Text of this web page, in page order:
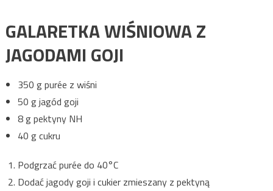
GALARETKA WIŚNIOWA Z
JAGODAMI GOJI
350 g purée z wiśni
50 g jagód goji
8 g pektyny NH
40 g cukru
Podgrzać purée do 40°C
Dodać jagody goji i cukier zmieszany z pektyną